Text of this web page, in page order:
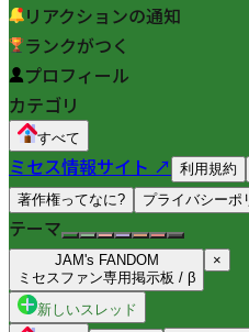
リアクションの通知
ランクがつく
プロフィール
カテゴリ
すべて
ミセス情報サイト ↗ 利用規約
著作権ってなに?
プライバシーポ
テーマ
JAM's FANDOM
ミセスファン専用掲示板 / β
×
新しいスレッド